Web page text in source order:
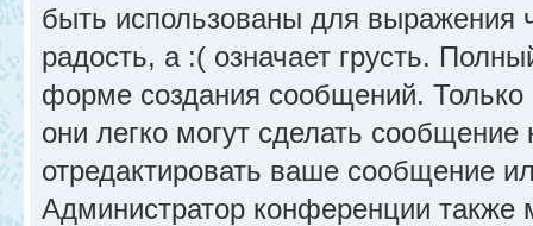
быть использованы для выражения
радость, а :( означает грусть.
форме создания сообщений. Только
они легко могут сделать
отредактировать ваше сообщение
Администратор конференции также